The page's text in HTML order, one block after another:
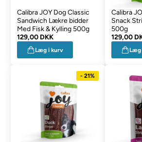
Calibra JOY Dog Classic
Sandwich Lækre bidder
Med Fisk & Kylling 500g
129,00 DKK
Læg i kurv
Calibra
Snack
500g
129,00
Læg
- 21%